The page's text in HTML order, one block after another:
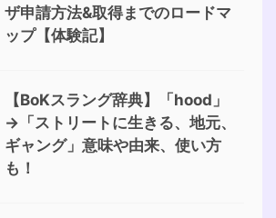
ザ申請方法&取得までのロードマ
ップ【体験記】
【BoKスラング辞典】「hood」
→「ストリートに生きる、地元、
ギャング」意味や由来、使い方
も！